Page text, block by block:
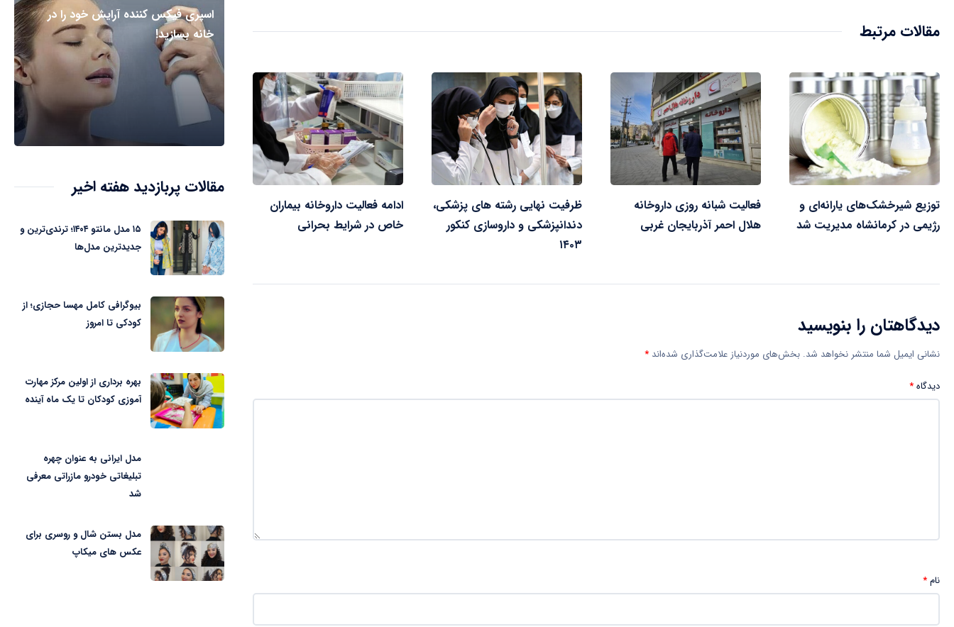
مقالات مرتبط
توزیع شیرخشک‌های یارانه‌ای و
رژیمی در کرمانشاه مدیریت شد
فعالیت شبانه روزی داروخانه
هلال احمر آذربایجان غربی
ظرفیت نهایی رشته های پزشکی،
دندانپزشکی و داروسازی کنکور
۱۴۰۳
ادامه فعالیت داروخانه بیماران
خاص در شرایط بحرانی
دیدگاهتان را بنویسید
نشانی ایمیل شما منتشر نخواهد شد. بخش‌های موردنیاز علامت‌گذاری شده‌اند *
دیدگاه*
نام*
اسپری فیکس کننده آرایش خود را در
خانه بسازید!
مقالات پربازدید هفته اخیر
۱۵ مدل مانتو ۱۴۰۴؛ ترندی‌ترین و
جدیدترین مدل‌ها
بیوگرافی کامل مهسا حجازی؛ از
کودکی تا امروز
بهره برداری از اولین مرکز مهارت
آموزی کودکان تا یک ماه آینده
مدل ایرانی به عنوان چهره
تبلیغاتی خودرو مازراتی معرفی
شد
مدل بستن شال و روسری برای
عکس های میکاپ